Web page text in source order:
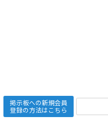
掲示板への新規会員
登録の方法はこちら
その他の製造業(